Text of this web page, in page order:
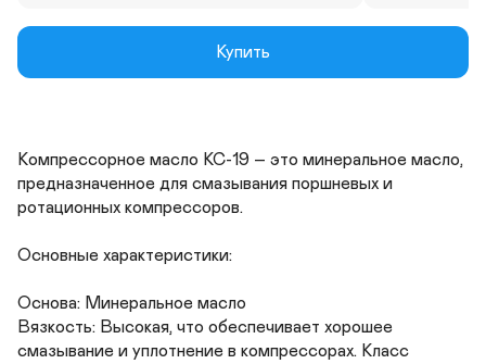
Купить
Компрессорное масло КС-19 – это минеральное масло,
предназначенное для смазывания поршневых и
ротационных компрессоров.
Основные характеристики:
Основа: Минеральное масло
Вязкость: Высокая, что обеспечивает хорошее
смазывание и уплотнение в компрессорах. Класс